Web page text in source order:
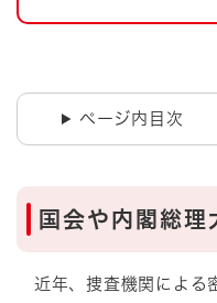
ページ内目次
国会や内閣総理
近年、捜査機関による